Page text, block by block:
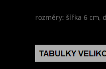
rozměry: šířka 6 cm,